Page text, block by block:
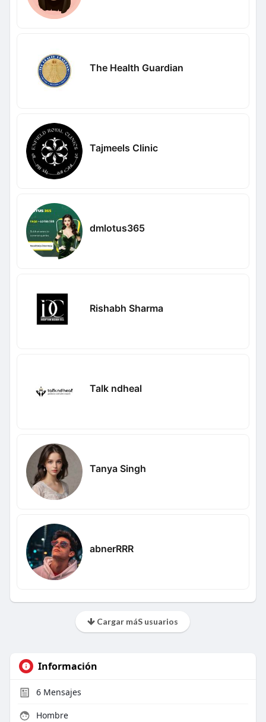
The Health Guardian
Tajmeels Clinic
dmlotus365
Rishabh Sharma
Talk ndheal
Tanya Singh
abnerRRR
Cargar máS usuarios
Información
6Mensajes
Hombre